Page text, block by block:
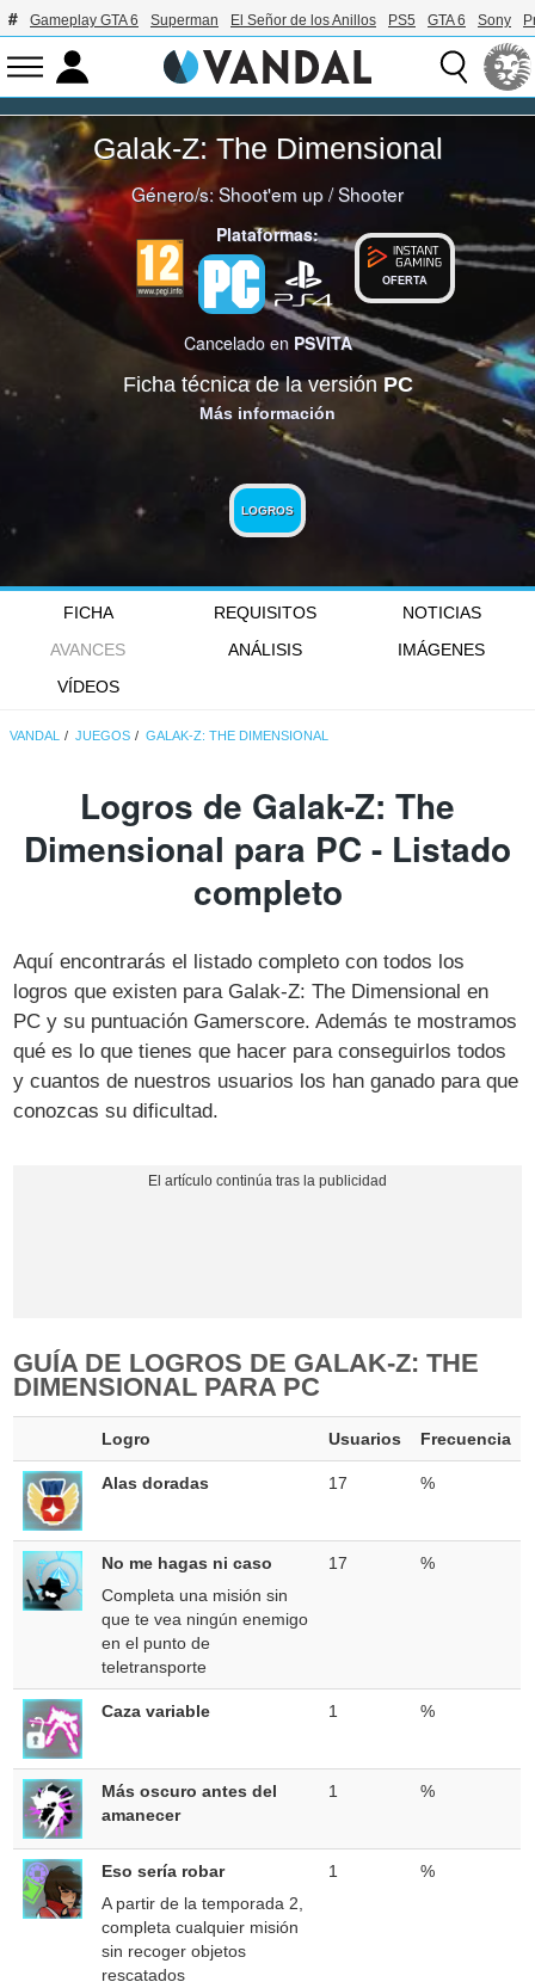
Gameplay GTA 6 Superman El Señor de los Anillos PS5 GTA 6 Sony
Galak-Z: The Dimensional
Género/s:Shoot'em up/Shooter
Plataformas:
OFERTA
Cancelado en PSVITA
Ficha técnica de la versión PC
Más información
LOGROS
FICHA REQUISITOS
NOTICIAS
AVANCES
ANÁLISIS
IMÁGENES
VÍDEOS
VANDAL JUEGOS GALAK-Z: THE DIMENSIONAL
Logros de Galak-Z: The
Dimensional para PC - Listado
completo
Aquí encontrarás el listado completo con todos los
logros que existen para Galak-Z: The Dimensional en
PC y su puntuación Gamerscore. Además te mostramos
qué es lo que tienes que hacer para conseguirlos todos
y cuantos de nuestros usuarios los han ganado para que
conozcas su dificultad.
GUÍA DE LOGROS DE GALAK-Z: THE
DIMENSIONAL PARA PC
Logro Usuarios Frecuencia
Alas doradas 17 %
No me hagas ni caso
Completa una misión sin
que te vea ningún enemigo
en el punto de
teletransporte
17 %
Caza variable 1 %
Más oscuro antes del
amanecer
1 %
Eso sería robar
A partir de la temporada 2,
completa cualquier misión
sin recoger objetos
rescatados
1 %